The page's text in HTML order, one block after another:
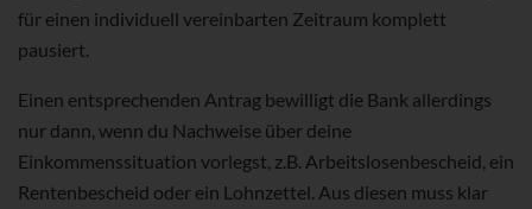
für einen individuell vereinbarten Zeitraum komplett
pausiert.
Einen entsprechenden Antrag bewilligt die Bank allerdings
nur dann, wenn du Nachweise über deine
Einkommenssituation vorlegst, z.B. Arbeitslosenbescheid, ein
Rentenbescheid oder ein Lohnzettel. Aus diesen muss klar